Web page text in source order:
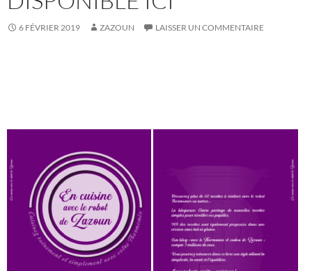
6 FÉVRIER 2019 ZAZOUN LAISSER UN COMMENTAIRE